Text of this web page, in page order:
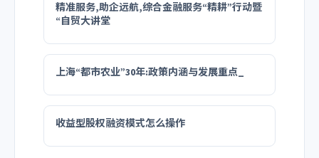
精准服务,助企远航,综合金融服务“精耕”行动暨
“自贸大讲堂
上海“都市农业”30年:政策内涵与发展重点_
收益型股权融资模式怎么操作